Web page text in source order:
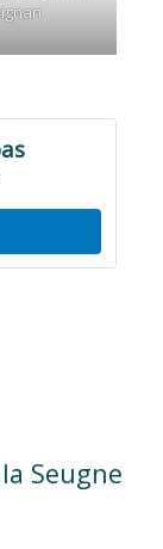
Seugne